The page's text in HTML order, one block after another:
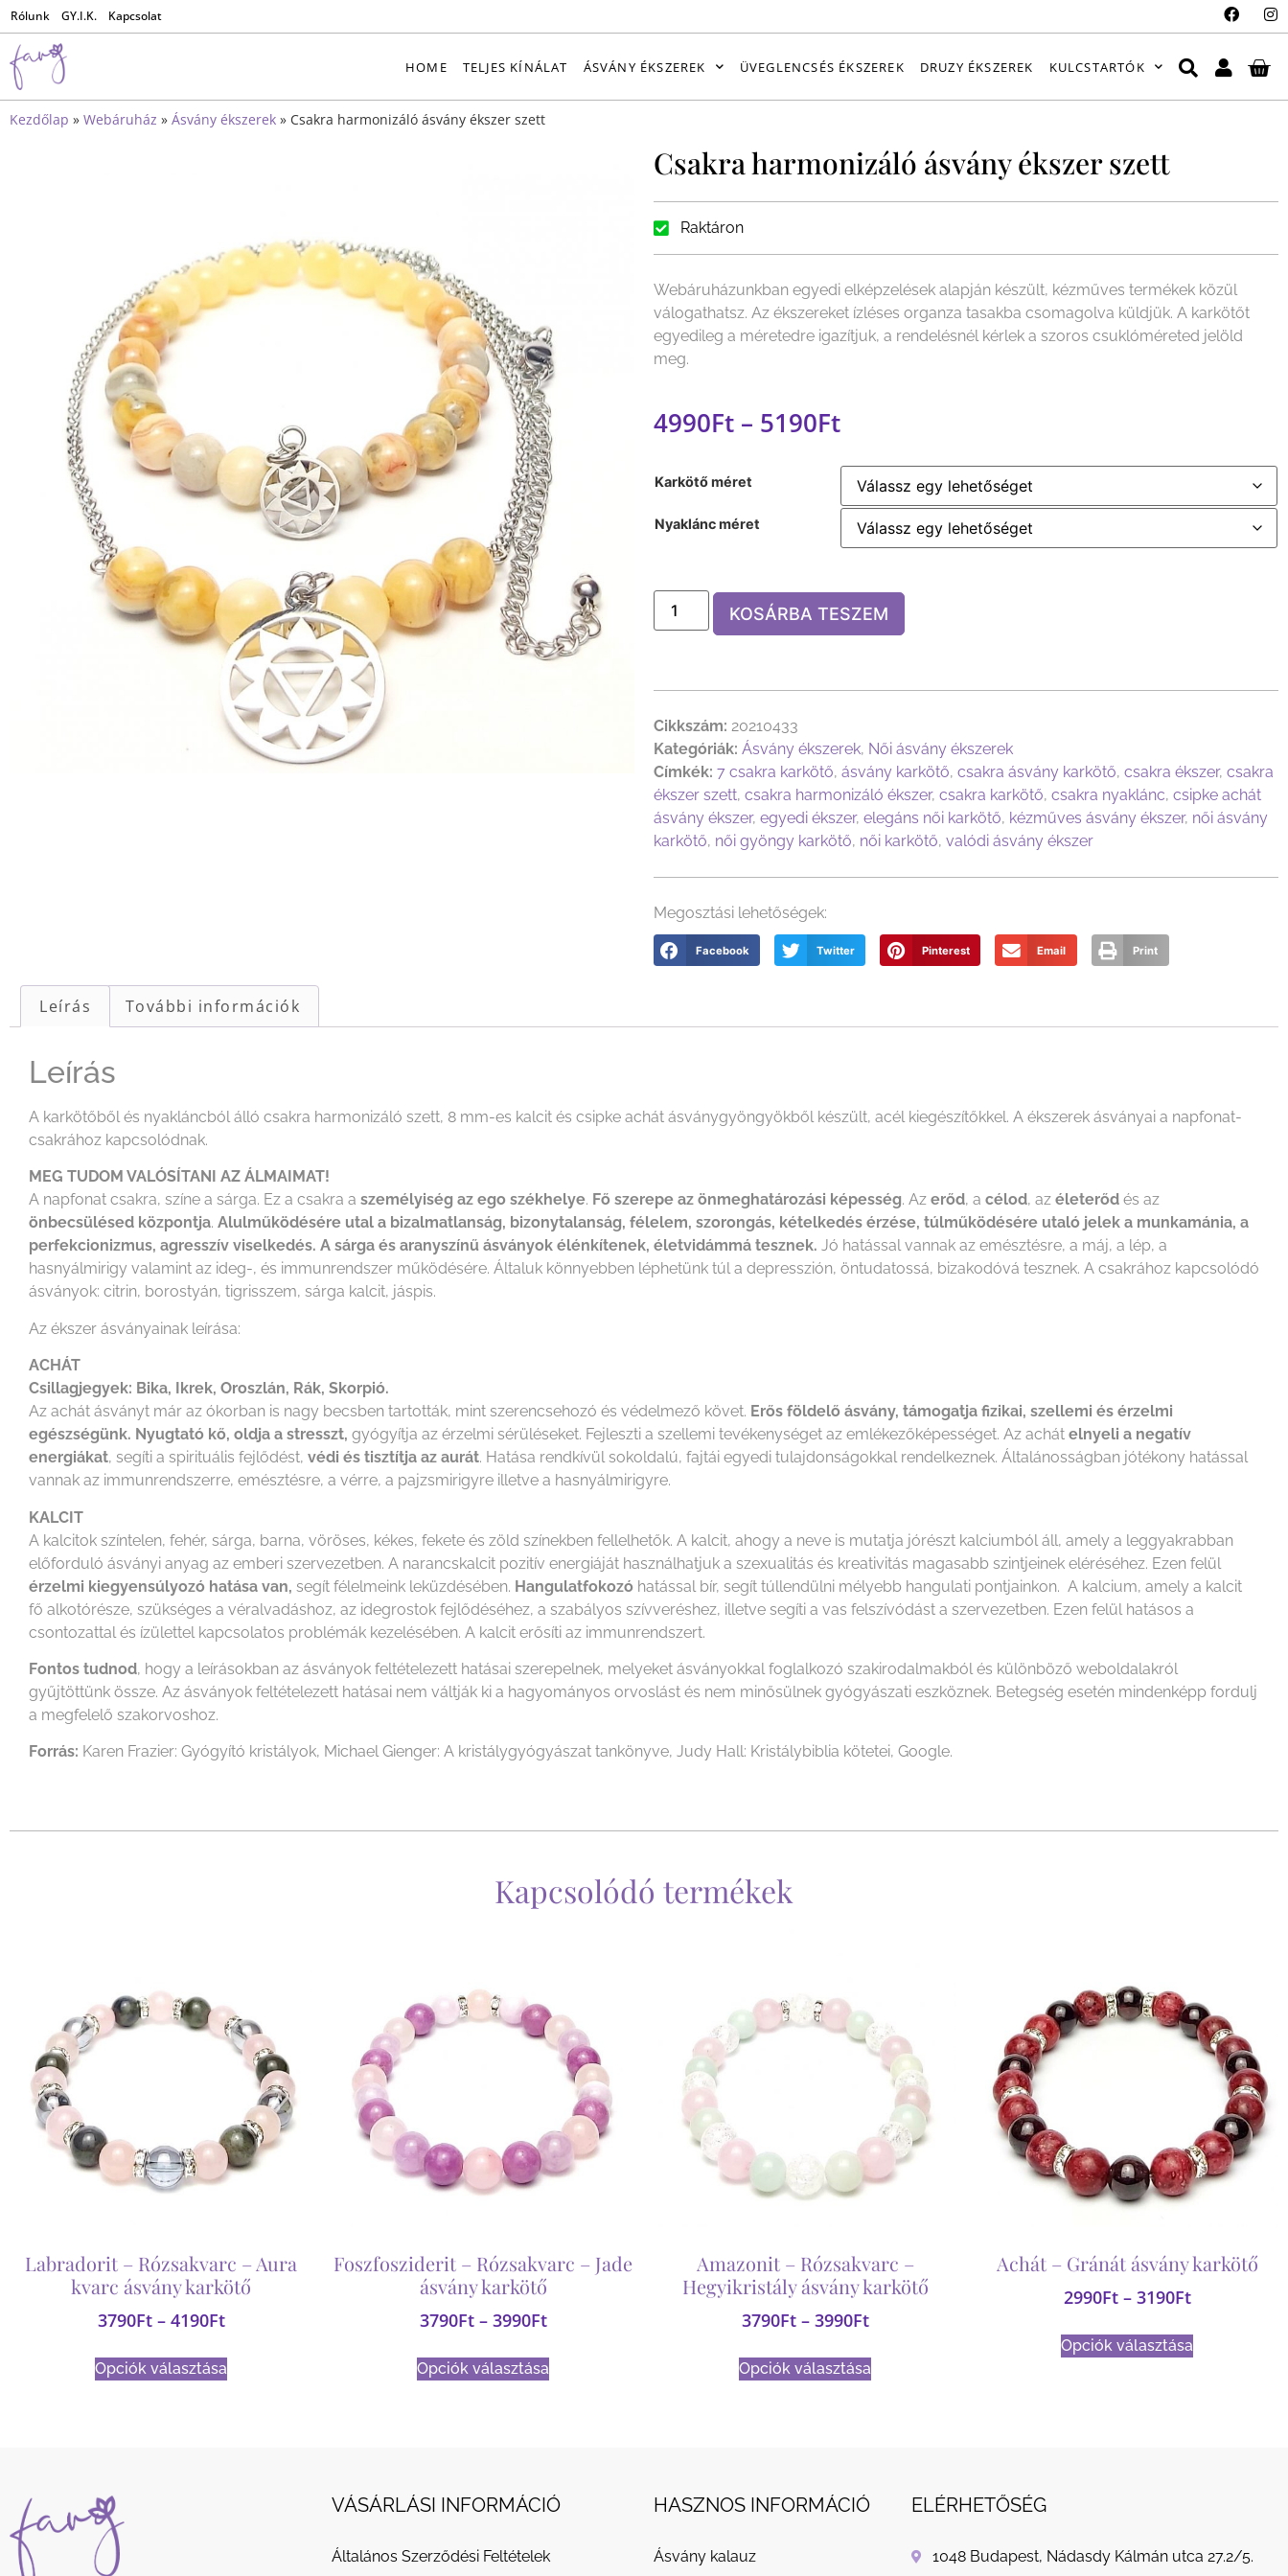
Rólunk GY.I.K. Kapcsolat
HOME TELJES KÍNÁLAT ÁSVÁNY ÉKSZEREK ÜVEGLENCSÉS ÉKSZEREK DRUZY ÉKSZEREK KULCSTARTÓK
Kezdőlap » Webáruház » Ásvány ékszerek » Csakra harmonizáló ásvány ékszer szett
Csakra harmonizáló ásvány ékszer szett
Raktáron
Webáruházunkban egyedi elképzelések alapján készült, kézműves termékek közül
válogathatsz. Az ékszereket ízléses organza tasakba csomagolva küldjük. A karkötőt
egyedileg a méretedre igazítjuk, a rendelésnél kérlek a szoros csuklóméreted jelöld
meg.
4990Ft – 5190Ft
Karkötő méret
Nyaklánc méret
KOSÁRBA TESZEM
Cikkszám: 20210433
Kategóriák: Ásvány ékszerek, Női ásvány ékszerek
Címkék: 7 csakra karkötő, ásvány karkötő, csakra ásvány karkötő, csakra ékszer, csakra
ékszer szett, csakra harmonizáló ékszer, csakra karkötő, csakra nyaklánc, csipke achát
ásvány ékszer, egyedi ékszer, elegáns női karkötő, kézműves ásvány ékszer, női ásvány
karkötő, női gyöngy karkötő, női karkötő, valódi ásvány ékszer
Megosztási lehetőségek:
Facebook Twitter Pinterest Email Print
Leírás További információk
Leírás
A karkötőből és nyakláncból álló csakra harmonizáló szett, 8 mm-es kalcit és csipke achát ásványgyöngyökből készült, acél kiegészítőkkel. A ékszerek ásványai a napfonat-
csakrához kapcsolódnak.
MEG TUDOM VALÓSÍTANI AZ ÁLMAIMAT!
A napfonat csakra, színe a sárga. Ez a csakra a személyiség az ego székhelye. Fő szerepe az önmeghatározási képesség. Az erőd, a célod, az életerőd és az
önbecsülésed központja. Alulműködésére utal a bizalmatlanság, bizonytalanság, félelem, szorongás, kételkedés érzése, túlműködésére utaló jelek a munkamánia, a
perfekcionizmus, agresszív viselkedés. A sárga és aranyszínű ásványok élénkítenek, életvidámmá tesznek. Jó hatással vannak az emésztésre, a máj, a lép, a
hasnyálmirigy valamint az ideg-, és immunrendszer működésére. Általuk könnyebben léphetünk túl a depresszión, öntudatossá, bizakodóvá tesznek. A csakrához kapcsolódó
ásványok: citrin, borostyán, tigrisszem, sárga kalcit, jáspis.
Az ékszer ásványainak leírása:
ACHÁT
Csillagjegyek: Bika, Ikrek, Oroszlán, Rák, Skorpió.
Az achát ásványt már az ókorban is nagy becsben tartották, mint szerencsehozó és védelmező követ. Erős földelő ásvány, támogatja fizikai, szellemi és érzelmi
egészségünk. Nyugtató kő, oldja a stresszt, gyógyítja az érzelmi sérüléseket. Fejleszti a szellemi tevékenységet az emlékezőképességet. Az achát elnyeli a negatív
energiákat, segíti a spirituális fejlődést, védi és tisztítja az aurát. Hatása rendkívül sokoldalú, fajtái egyedi tulajdonságokkal rendelkeznek. Általánosságban jótékony hatással
vannak az immunrendszerre, emésztésre, a vérre, a pajzsmirigyre illetve a hasnyálmirigyre.
KALCIT
A kalcitok színtelen, fehér, sárga, barna, vöröses, kékes, fekete és zöld színekben fellelhetők. A kalcit, ahogy a neve is mutatja jórészt kalciumból áll, amely a leggyakrabban
előforduló ásványi anyag az emberi szervezetben. A narancskalcit pozitív energiáját használhatjuk a szexualitás és kreativitás magasabb szintjeinek eléréséhez. Ezen felül
érzelmi kiegyensúlyozó hatása van, segít félelmeink leküzdésében. Hangulatfokozó hatással bír, segít túllendülni mélyebb hangulati pontjainkon. A kalcium, amely a kalcit
fő alkotórésze, szükséges a véralvadáshoz, az idegrostok fejlődéséhez, a szabályos szívveréshez, illetve segíti a vas felszívódást a szervezetben. Ezen felül hatásos a
csontozattal és ízülettel kapcsolatos problémák kezelésében. A kalcit erősíti az immunrendszert.
Fontos tudnod, hogy a leírásokban az ásványok feltételezett hatásai szerepelnek, melyeket ásványokkal foglalkozó szakirodalmakból és különböző weboldalakról
gyűjtöttünk össze. Az ásványok feltételezett hatásai nem váltják ki a hagyományos orvoslást és nem minősülnek gyógyászati eszköznek. Betegség esetén mindenképp fordulj
a megfelelő szakorvoshoz.
Forrás: Karen Frazier: Gyógyító kristályok, Michael Gienger: A kristálygyógyászat tankönyve, Judy Hall: Kristálybiblia kötetei, Google.
Kapcsolódó termékek
Labradorit – Rózsakvarc – Aura
kvarc ásvány karkötő
3790Ft – 4190Ft
Opciók választása
Foszfosziderit – Rózsakvarc – Jade
ásvány karkötő
3790Ft – 3990Ft
Opciók választása
Amazonit – Rózsakvarc –
Hegyikristály ásvány karkötő
3790Ft – 3990Ft
Opciók választása
Achát – Gránát ásvány karkötő
2990Ft – 3190Ft
Opciók választása
VÁSÁRLÁSI INFORMÁCIÓ
Általános Szerződési Feltételek
HASZNOS INFORMÁCIÓ
Ásvány kalauz
ELÉRHETŐSÉG
1048 Budapest, Nádasdy Kálmán utca 27.2/5.